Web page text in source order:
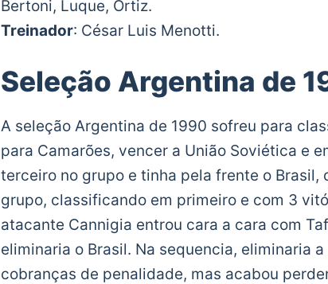
Bertoni, Luque, Ortiz.
Treinador: César Luis Menotti.
Seleção Argentina de
A seleção Argentina de 1990 sofreu para
para Camarões, vencer a União Soviética e
terceiro no grupo e tinha pela frente o
grupo, classificando em primeiro e com 3
atacante Cannigia entrou cara a cara com
eliminaria o Brasil. Na sequencia, eliminaria
cobranças de penalidade, mas acabou